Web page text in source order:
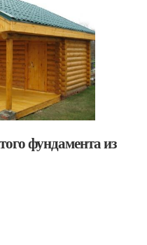
фундамента из